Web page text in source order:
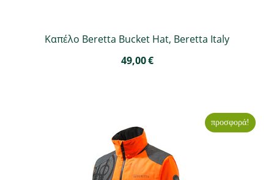
Καπέλο Beretta Bucket Hat, Beretta Italy
49,00€
προσφορά!